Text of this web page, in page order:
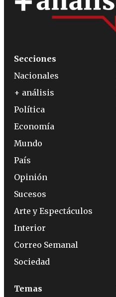
Secciones
Nacionales
+ análisis
Política
Economía
Mundo
País
Opinión
Sucesos
Arte y Espectáculos
Interior
Correo Semanal
Sociedad
Temas